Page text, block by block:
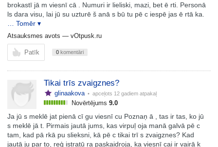
brokastī jā m viesnī cā . Numuri ir lieliski, mazi, bet ē rti. Personā
ls dara visu, lai jū su uzturē š anā s bū tu pē c iespē jas ē rtā ka.
… Tomēr ▾
Atsauksmes avots — vOtpusk.ru
Patīk 0 komentāri
Tikai trīs zvaigznes?
glinaakova • apceļots 12 gadiem atpakaļ
Novērtējums 9.0
Ja jū s meklē jat pienā cī gu viesnī cu Poznaņ ā , tas ir tas, ko jū
s meklē jā t. Pirmais jautā jums, kas virpuļ oja manā galvā pē c
tam, kad pā rkā pu slieksni, kā pē c tikai trī s zvaigznes? Kad
jautā ju par to, reģ istratū ra paskaidroja, ka viesnī cai ir vairā k